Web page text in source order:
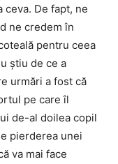
ceva. De fapt, ne
ne credem în
pentru ceea
știu de ce a
urmări a fost că
pe care îl
de-al doilea copil
pierderea unei
va mai face